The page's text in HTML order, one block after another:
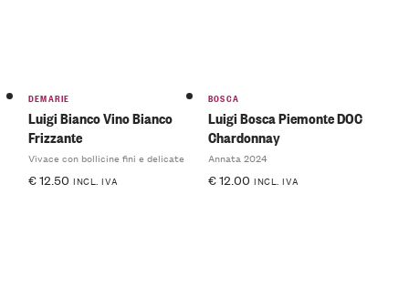
DEMARIE
Luigi Bianco Vino Bianco
Frizzante
Vivace con bollicine fini e delicate
€12.50 INCL. IVA
BOSCA
Luigi Bosca Piemonte DOC
Chardonnay
Annata 2024
€12.00 INCL. IVA